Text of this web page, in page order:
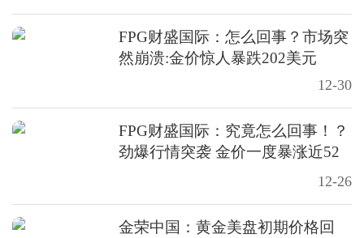
FPG财盛国际：怎么回事？市场突
然崩溃:金价惊人暴跌202美元
12-30
FPG财盛国际：究竟怎么回事！？
劲爆行情突袭 金价一度暴涨近52
12-26
金荣中国：黄金美盘初期价格回